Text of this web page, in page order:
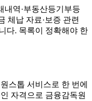
내역·부동산등기부등
체납 자료·보증 관련
다. 목록이 정확해야 한
스톱 서비스로 한 번에
자격으로 금융감독원